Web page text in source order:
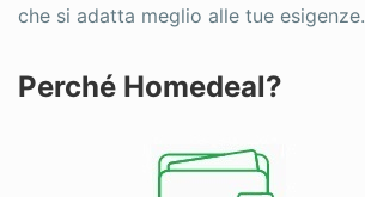
Piscine
Riscaldamento
che si adatta meglio alle tue esigenze.
Perché Homedeal?